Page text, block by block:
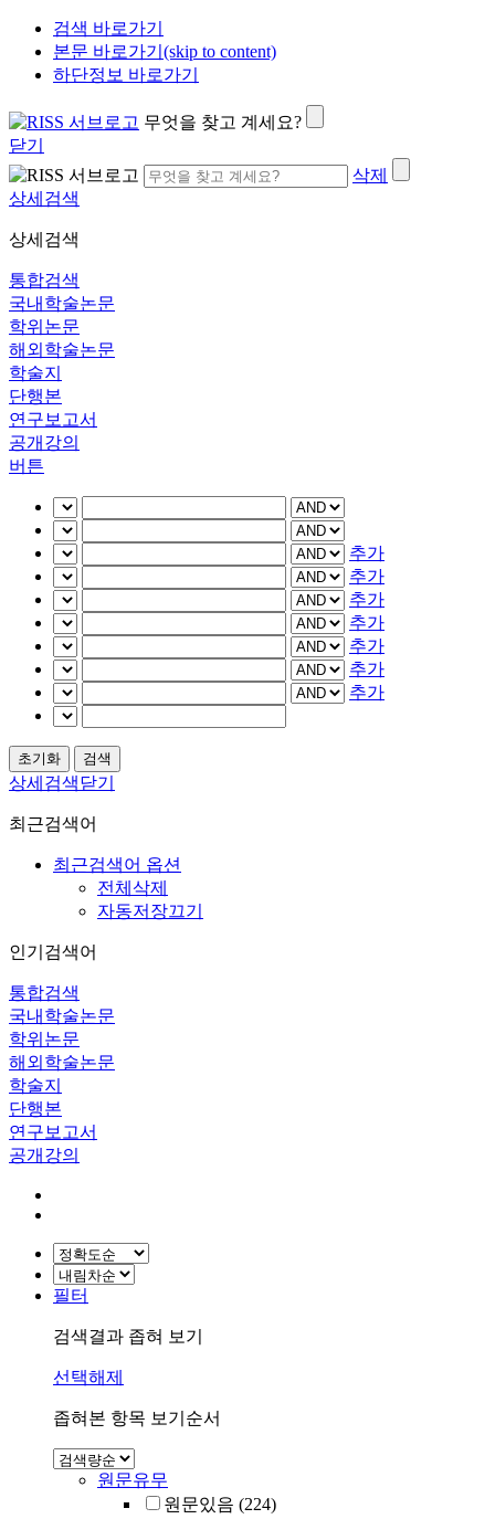
검색 바로가기
본문 바로가기(skip to content)
하단정보 바로가기
무엇을 찾고 계세요?
닫기
삭제
상세검색
상세검색
통합검색
국내학술논문
학위논문
해외학술논문
학술지
단행본
연구보고서
공개강의
버튼
추가
추가
추가
추가
추가
추가
추가
상세검색닫기
최근검색어
최근검색어 옵션
전체삭제
자동저장끄기
인기검색어
통합검색
국내학술논문
학위논문
해외학술논문
학술지
단행본
연구보고서
공개강의
필터
검색결과 좁혀 보기
선택해제
좁혀본 항목 보기순서
원문유무
원문있음 (224)